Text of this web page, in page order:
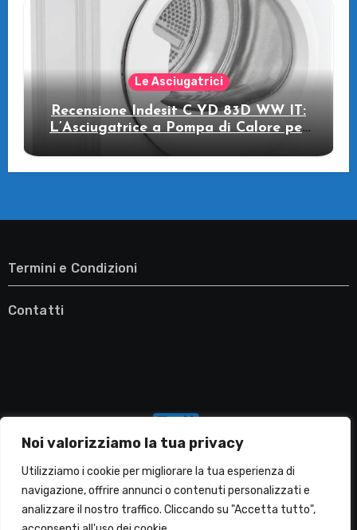
Noi valorizziamo la tua privacy
Utilizziamo i cookie per migliorare la tua esperienza di
navigazione, offrire annunci o contenuti personalizzati e
analizzare il nostro traffico. Cliccando su "Accetta tutto",
Le Asciugatrici
Recensione Indesit C YD 83D WW IT:
L’Asciugatrice a Pompa di Calore per
il Tuo Benessere
Termini e Condizioni
Contatti
Migliori Lavatrici